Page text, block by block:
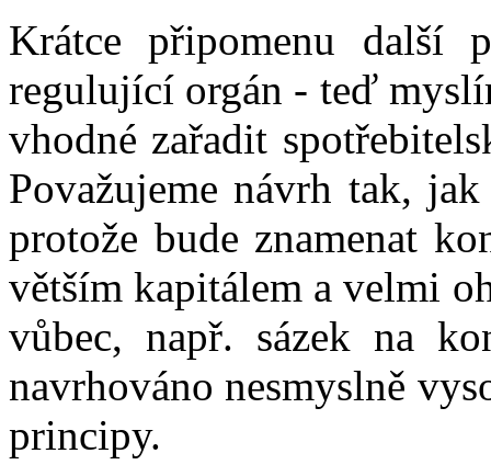
Krátce připomenu další
regulující orgán - teď
vhodné zařadit
Považujeme návrh tak,
protože bude znamenat
větším kapitálem a velmi
vůbec, např. sázek na
navrhováno nesmyslně
principy.